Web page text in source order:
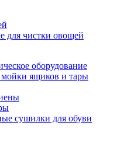
для чистки овощей
оборудование
ящиков и тары
сушилки для обуви